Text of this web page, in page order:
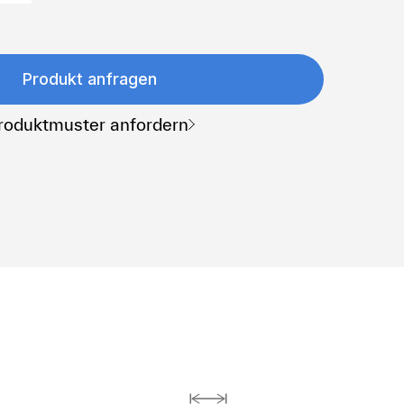
Produkt anfragen
anfordern